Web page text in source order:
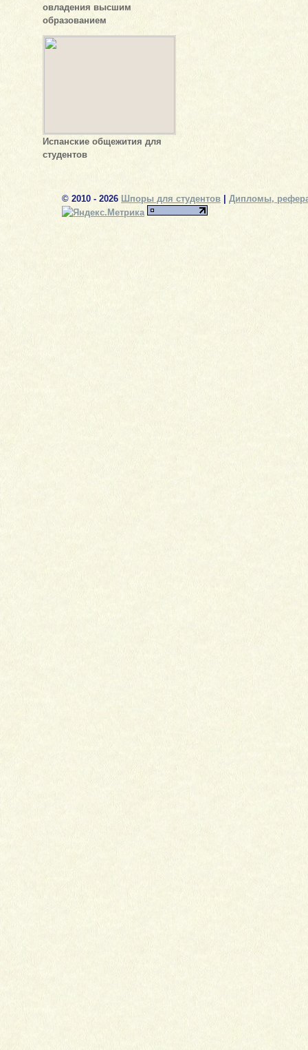
овладения высшим
образованием
Испанские общежития для
студентов
© 2010 - 2026 Шпоры для студентов Дипломы,